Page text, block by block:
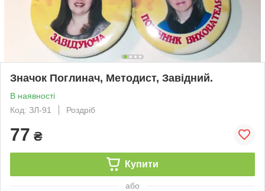
Значок Поглинач, Методист, Завідний.
В наявності
Код: ЗЛ-91
Роздріб
77 ₴
Купити
або